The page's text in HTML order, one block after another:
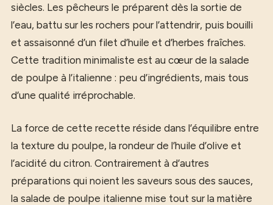
siècles. Les pêcheurs le préparent dès la sortie de
l’eau, battu sur les rochers pour l’attendrir, puis bouilli
et assaisonné d’un filet d’huile et d’herbes fraîches.
Cette tradition minimaliste est au cœur de la salade
de poulpe à l’italienne : peu d’ingrédients, mais tous
d’une qualité irréprochable.
La force de cette recette réside dans l’équilibre entre
la texture du poulpe, la rondeur de l’huile d’olive et
l’acidité du citron. Contrairement à d’autres
préparations qui noient les saveurs sous des sauces,
la salade de poulpe italienne mise tout sur la matière